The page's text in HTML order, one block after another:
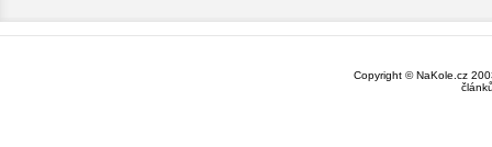
Copyright © NaKole.cz